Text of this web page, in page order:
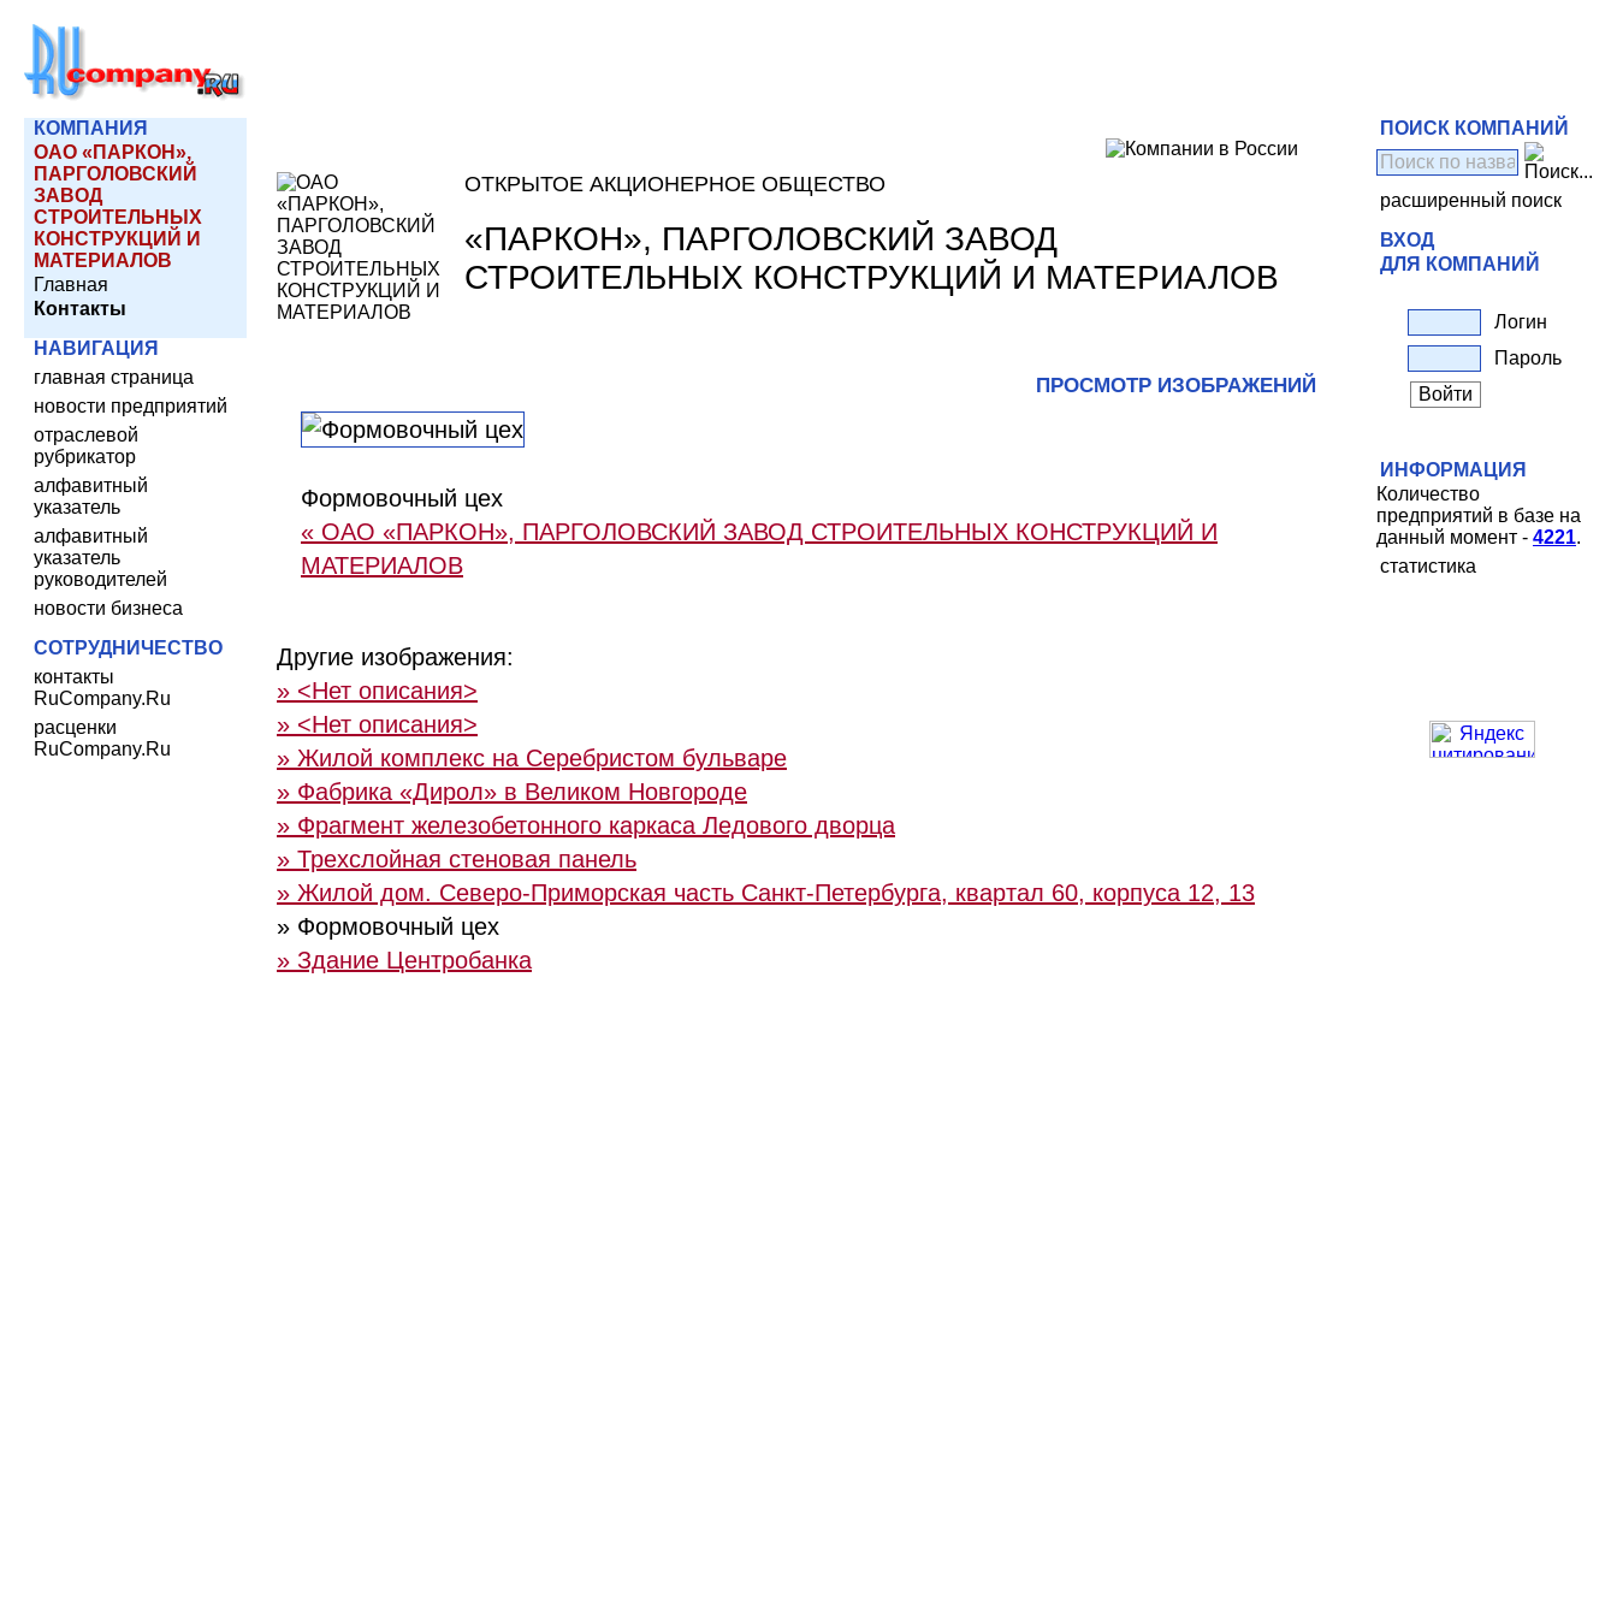
КОМПАНИЯ
ОАО «ПАРКОН»,
ПАРГОЛОВСКИЙ
ЗАВОД
СТРОИТЕЛЬНЫХ
КОНСТРУКЦИЙ И
МАТЕРИАЛОВ
Главная
Контакты
НАВИГАЦИЯ
главная страница
новости предприятий
отраслевой
рубрикатор
алфавитный
указатель
алфавитный
указатель
руководителей
новости бизнеса
СОТРУДНИЧЕСТВО
контакты
RuCompany.Ru
расценки
RuCompany.Ru
ОТКРЫТОЕ АКЦИОНЕРНОЕ ОБЩЕСТВО
«ПАРКОН», ПАРГОЛОВСКИЙ ЗАВОД
СТРОИТЕЛЬНЫХ КОНСТРУКЦИЙ И МАТЕРИАЛОВ
ПРОСМОТР ИЗОБРАЖЕНИЙ
Формовочный цех
« ОАО «ПАРКОН», ПАРГОЛОВСКИЙ ЗАВОД СТРОИТЕЛЬНЫХ КОНСТРУКЦИЙ И
МАТЕРИАЛОВ
Другие изображения:
» <Нет описания>
» <Нет описания>
» Жилой комплекс на Серебристом бульваре
» Фабрика «Дирол» в Великом Новгороде
» Фрагмент железобетонного каркаса Ледового дворца
» Трехслойная стеновая панель
» Жилой дом. Северо-Приморская часть Санкт-Петербурга, квартал 60, корпуса 12, 13
» Формовочный цех
» Здание Центробанка
ПОИСК КОМПАНИЙ
расширенный поиск
ВХОД
ДЛЯ КОМПАНИЙ
Логин
Пароль
ИНФОРМАЦИЯ
Количество
предприятий в базе на
данный момент - 4221.
статистика